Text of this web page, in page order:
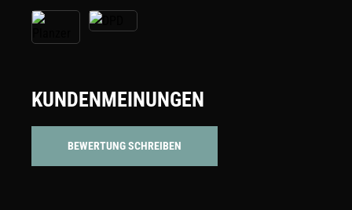
KUNDENMEINUNGEN
BEWERTUNG SCHREIBEN